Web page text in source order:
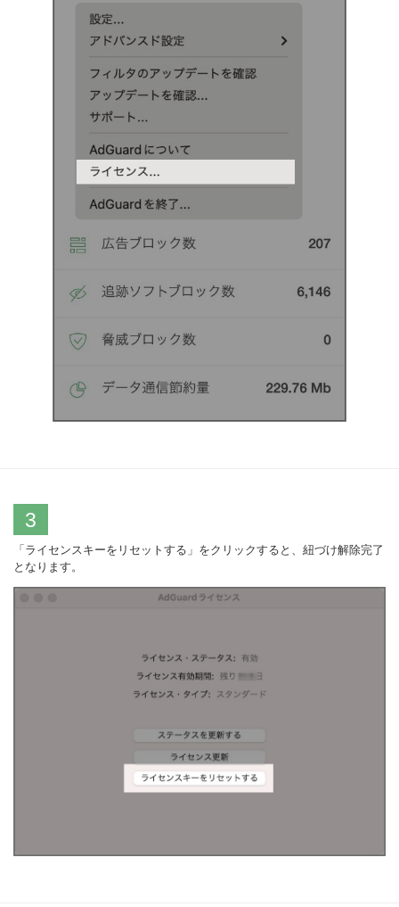
3
「ライセンスキーをリセットする」をクリックすると、紐づけ解除完了
となります。